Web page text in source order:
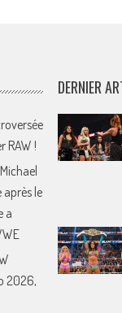
RAW !
après le
a
2026,
DERNIER